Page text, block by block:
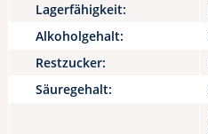
Lagerfähigkeit:
Alkoholgehalt:
Restzucker:
Säuregehalt: